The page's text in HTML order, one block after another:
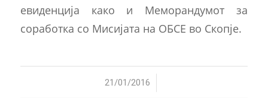
евиденција како и Меморандумот за
соработка со Мисијата на ОБСЕ во Скопје.
21/01/2016
/